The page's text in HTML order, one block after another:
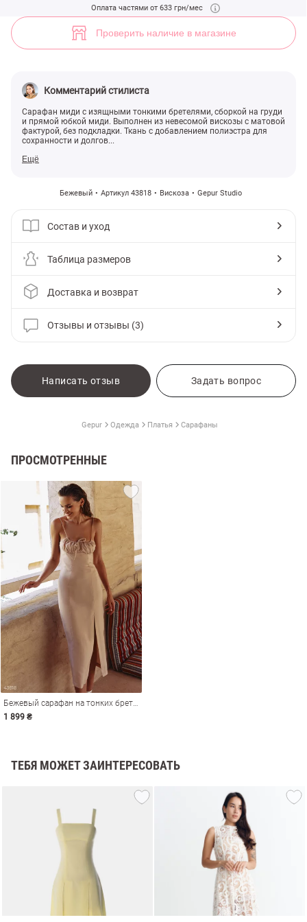
Оплата частями от 633 грн/мес
Проверить наличие в магазине
Комментарий стилиста
Сарафан миди с изящными тонкими бретелями, сборкой на груди
и прямой юбкой миди. Выполнен из невесомой вискозы с матовой
фактурой, без подкладки. Ткань с добавлением полиэстра для
сохранности и долгов...
Ещё
Бежевый Артикул 43818 Вискоза Gepur Studio
Состав и уход
Таблица размеров
Доставка и возврат
Отзывы и отзывы (3)
Написать отзыв Задать вопрос
Gepur Одежда Платья Сарафаны
ПРОСМОТРЕННЫЕ
Бежевый сарафан на тонких бретелях
1 899 ₴
ТЕБЯ МОЖЕТ ЗАИНТЕРЕСОВАТЬ
Бежевый сарафан на тонких бретелях (арт. 43818) ♡ интернет-